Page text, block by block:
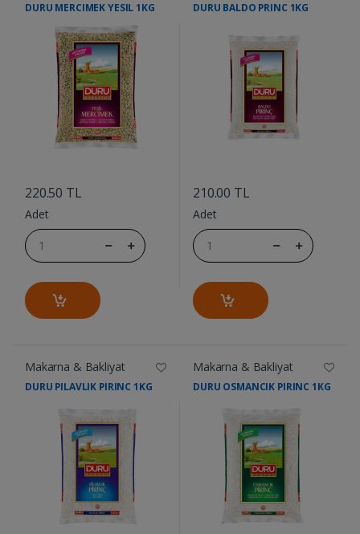
DURU MERCIMEK YESIL 1KG
220.50 TL
Adet
DURU BALDO PRINC 1KG
210.00 TL
Adet
Makarna & Bakliyat
DURU PILAVLIK PIRINC 1KG
Makarna & Bakliyat
DURU OSMANCIK PIRINC 1KG